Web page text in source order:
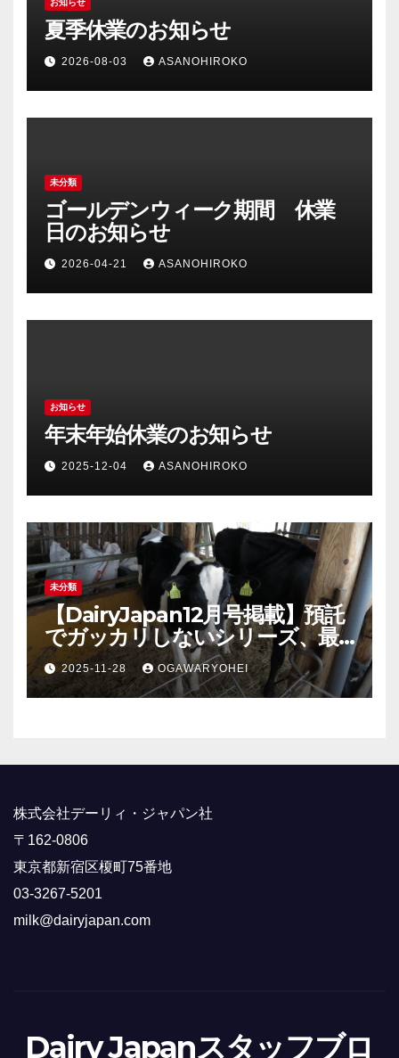
お知らせ
夏季休業のお知らせ
2026-08-03 ASANOHIROKO
未分類
ゴールデンウィーク期間 休業
日のお知らせ
2026-04-21 ASANOHIROKO
お知らせ
年末年始休業のお知らせ
2025-12-04 ASANOHIROKO
未分類
【DairyJapan12月号掲載】預託
でガッカリしないシリーズ、最
終回！
2025-11-28 OGAWARYOHEI
株式会社デーリィ・ジャパン社
〒162-0806
東京都新宿区榎町75番地
03-3267-5201
milk@dairyjapan.com
Dairy Japanスタッフブロ